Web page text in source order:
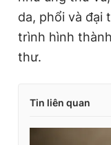
da, phổi và đại
trình hình
thư.
Tin liên quan